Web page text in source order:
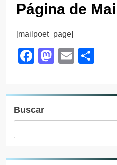
Página de
[mailpoet_page]
Facebook
Mastodon
Email
Buscar